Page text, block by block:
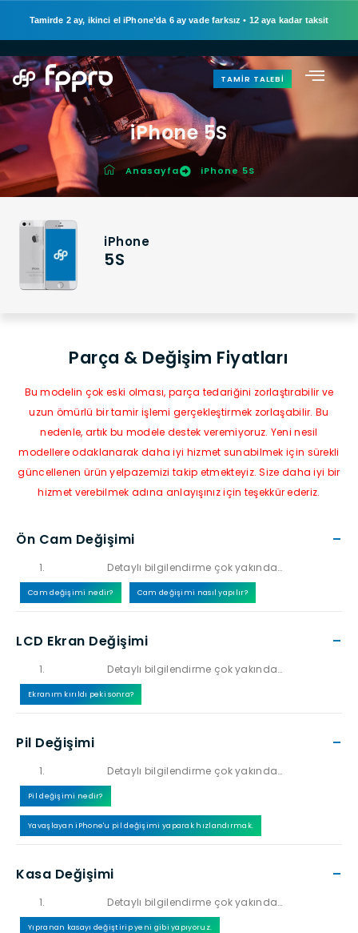
Tamirde 2 ay, ikinci el iPhone’da 6 ay vade farksız • 12 aya kadar taksit
TAMIR TALEBI
iPhone 5S
Anasayfa iPhone 5S
iPhone
5S
Parça & Değişim Fiyatları
Bu modelin çok eski olması, parça tedariğini zorlaştırabilir ve
uzun ömürlü bir tamir işlemi gerçekleştirmek zorlaşabilir. Bu
nedenle, artık bu modele destek veremiyoruz. Yeni nesil
modellere odaklanarak daha iyi hizmet sunabilmek için sürekli
güncellenen ürün yelpazemizi takip etmekteyiz. Size daha iyi bir
hizmet verebilmek adına anlayışınız için teşekkür ederiz.
Ön Cam Değişimi –
Detaylı bilgilendirme çok yakında…
Cam değişimi nedir? Cam değişimi nasıl yapılır?
LCD Ekran Değişimi –
Detaylı bilgilendirme çok yakında…
Ekranım kırıldı peki sonra?
Pil Değişimi –
Detaylı bilgilendirme çok yakında…
Pil değişimi nedir?
Yavaşlayan iPhone'u pil değişimi yaparak hızlandırmak.
Kasa Değişimi –
Detaylı bilgilendirme çok yakında…
Yıpranan kasayı değiştirip yeni gibi yapıyoruz.